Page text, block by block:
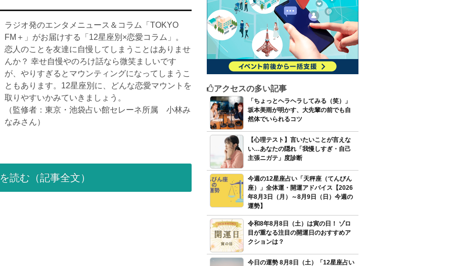
ラジオ発のエンタメニュース＆コラム「TOKYO
FM＋」がお届けする「12星座別×恋愛コラム」。
恋人のことを友達に自慢してしまうことはありませ
んか？ 幸せ自慢やのろけ話なら微笑ましいです
が、やりすぎるとマウンティングになってしまうこ
ともあります。12星座別に、どんな恋愛マウントを
取りやすいかみていきましょう。
（監修者：東京・池袋占い館セレーネ所属 小林み
なみさん）
読む（記事全文）
アクセスの多い記事
「ちょっとヘラヘラしてみる（笑）」
坂本美雨が明かす、大先輩の前でも自
然体でいられるコツ
【心理テスト】言いたいことが言えな
い…あなたの隠れ「我慢しすぎ・自己
主張ニガテ」度診断
今週の12星座占い「天秤座（てんびん
座）」全体運・開運アドバイス【2026
年8月3日（月）～8月9日（日）今週の
運勢】
令和8年8月8日（土）は寅の日！ ゾロ
目が重なる注目の開運日のおすすめア
クションは？
今日の運勢 8月8日（土）「12星座占い